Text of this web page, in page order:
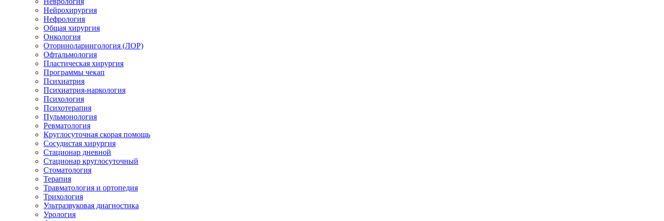
Нейрохирургия
Нефрология
Общая хирургия
Онкология
Оториноларингология (ЛОР)
Офтальмология
Пластическая хирургия
Программы чекап
Психиатрия
Психиатрия-наркология
Психология
Психотерапия
Пульмонология
Ревматология
Круглосуточная скорая помощь
Сосудистая хирургия
Стационар дневной
Стационар круглосуточный
Стоматология
Терапия
Травматология и ортопедия
Трихология
Ультразвуковая диагностика
Урология